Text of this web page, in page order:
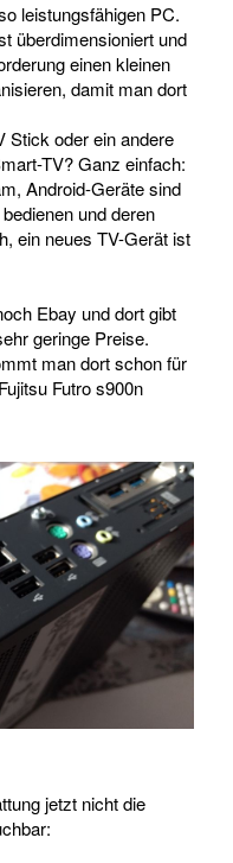
leistungsfähigen PC.
überdimensioniert und
einen kleinen
damit man dort
Stick oder ein andere
TV? Ganz einfach:
Android-Geräte sind
und deren
ein neues TV-Gerät ist
Ebay und dort gibt
geringe Preise.
man dort schon für
Futro s900n
jetzt nicht die